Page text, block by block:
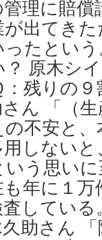
理に賠
出てき
たとい
？ 原木シ
：残りの
ん 「（
不安と
しない
う思い
年に１
してい
助さん 「